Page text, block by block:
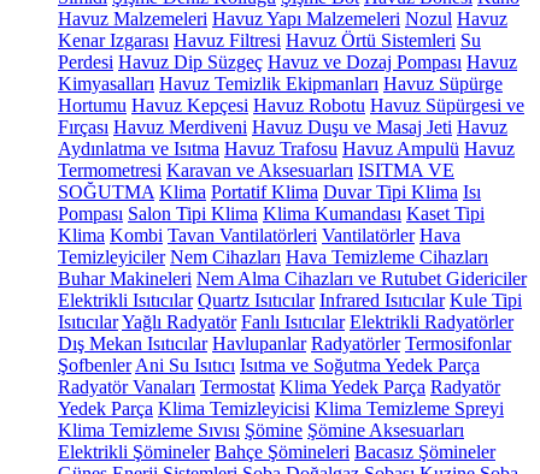
Havuz Malzemeleri Havuz Yapı Malzemeleri Nozul Havuz
Kenar Izgarası Havuz Filtresi Havuz Örtü Sistemleri Su
Perdesi Havuz Dip Süzgeç Havuz ve Dozaj Pompası Havuz
Kimyasalları Havuz Temizlik Ekipmanları Havuz Süpürge
Hortumu Havuz Kepçesi Havuz Robotu Havuz Süpürgesi ve
Fırçası Havuz Merdiveni Havuz Duşu ve Masaj Jeti Havuz
Aydınlatma ve Isıtma Havuz Trafosu Havuz Ampulü Havuz
Termometresi Karavan ve Aksesuarları ISITMA VE
SOĞUTMA Klima Portatif Klima Duvar Tipi Klima Isı
Pompası Salon Tipi Klima Klima Kumandası Kaset Tipi
Klima Kombi Tavan Vantilatörleri Vantilatörler Hava
Temizleyiciler Nem Cihazları Hava Temizleme Cihazları
Buhar Makineleri Nem Alma Cihazları ve Rutubet Gidericiler
Elektrikli Isıtıcılar Quartz Isıtıcılar Infrared Isıtıcılar Kule Tipi
IsıtıcılarYağlı Radyatör Fanlı Isıtıcılar Elektrikli Radyatörler
Dış Mekan Isıtıcılar Havlupanlar Radyatörler Termosifonlar
Şofbenler Ani Su Isıtıcı Isıtma ve Soğutma Yedek Parça
Radyatör Vanaları Termostat Klima Yedek Parça Radyatör
Yedek Parça Klima Temizleyicisi Klima Temizleme Spreyi
Klima Temizleme Sıvısı Şömine Şömine Aksesuarları
Elektrikli Şömineler Bahçe Şömineleri Bacasız Şömineler